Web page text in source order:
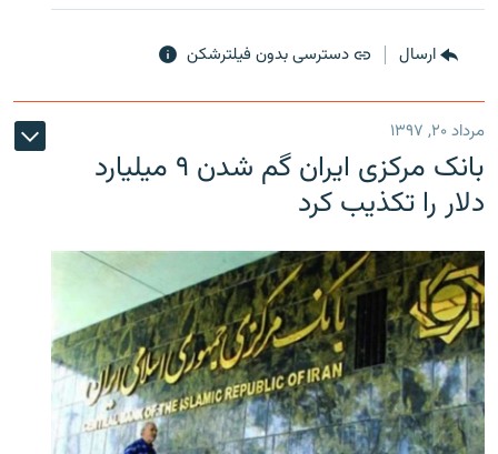
ارسال دسترسی بدون فیلترشکن
مرداد ۲۰, ۱۳۹۷
بانک مرکزی ایران گم شدن ۹ میلیارد
دلار را تکذیب کرد